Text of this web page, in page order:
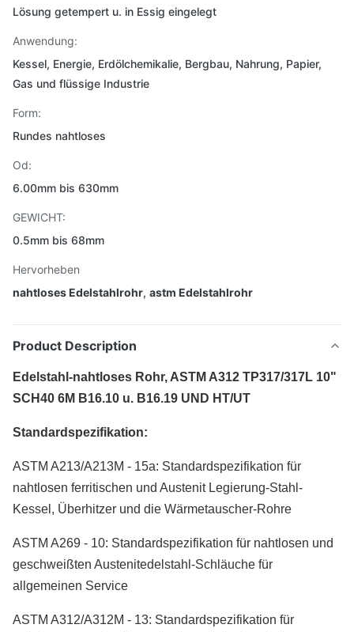
Lösung getempert u. in Essig eingelegt
Anwendung:
Kessel, Energie, Erdölchemikalie, Bergbau, Nahrung, Papier,
Gas und flüssige Industrie
Form:
Rundes nahtloses
Od:
6.00mm bis 630mm
GEWICHT:
0.5mm bis 68mm
Hervorheben
nahtloses Edelstahlrohr, astm Edelstahlrohr
Product Description
Edelstahl-nahtloses Rohr, ASTM A312 TP317/317L 10"
SCH40 6M B16.10 u. B16.19 UND HT/UT
Standardspezifikation:
ASTM A213/A213M - 15a: Standardspezifikation für
nahtlosen ferritischen und Austenit Legierung-Stahl-
Kessel, Überhitzer und die Wärmetauscher-Rohre
ASTM A269 - 10: Standardspezifikation für nahtlosen und
geschweißten Austenitedelstahl-Schläuche für
allgemeinen Service
ASTM A312/A312M - 13: Standardspezifikation für